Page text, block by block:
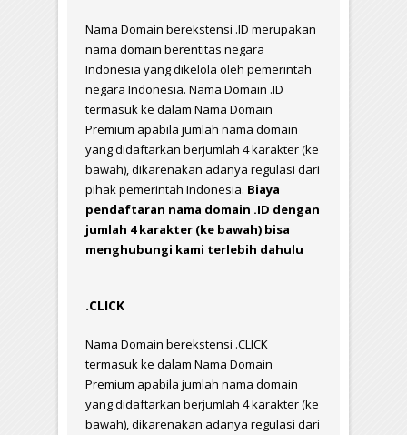
Nama Domain berekstensi .ID merupakan
nama domain berentitas negara
Indonesia yang dikelola oleh pemerintah
negara Indonesia. Nama Domain .ID
termasuk ke dalam Nama Domain
Premium apabila jumlah nama domain
yang didaftarkan berjumlah 4 karakter (ke
bawah), dikarenakan adanya regulasi dari
pihak pemerintah Indonesia. Biaya
pendaftaran nama domain .ID dengan
jumlah 4 karakter (ke bawah) bisa
menghubungi kami terlebih dahulu
.CLICK
Nama Domain berekstensi .CLICK
termasuk ke dalam Nama Domain
Premium apabila jumlah nama domain
yang didaftarkan berjumlah 4 karakter (ke
bawah), dikarenakan adanya regulasi dari